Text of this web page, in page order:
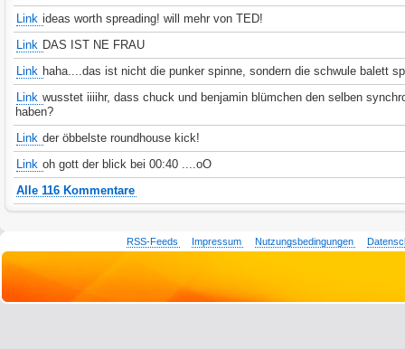
Link ideas worth spreading! will mehr von TED!
Link DAS IST NE FRAU
Link haha....das ist nicht die punker spinne, sondern die schwule balett
Link wusstet iiiihr, dass chuck und benjamin blümchen den selben
haben?
Link der öbbelste roundhouse kick!
Link oh gott der blick bei 00:40 ....oO
Alle 116 Kommentare
RSS-Feeds Impressum Nutzungsbedingungen